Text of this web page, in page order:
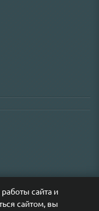
сайта и
сайтом, вы